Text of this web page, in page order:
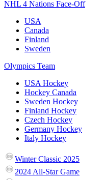
NHL 4 Nations Face-Off
USA
Canada
Finland
Sweden
Olympics Team
USA Hockey
Hockey Canada
Sweden Hockey
Finland Hockey
Czech Hockey
Germany Hockey
Italy Hockey
Winter Classic 2025
2024 All-Star Game